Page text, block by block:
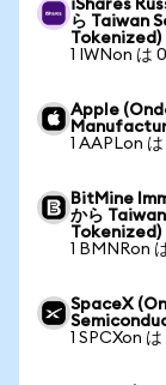
iShares
ら Taiwan
Tokenized)
1 IWNon は
Apple
1 AAPLon
BitMine
から
Tokenized)
1 BMNRon
SpaceX
1 SPCXon